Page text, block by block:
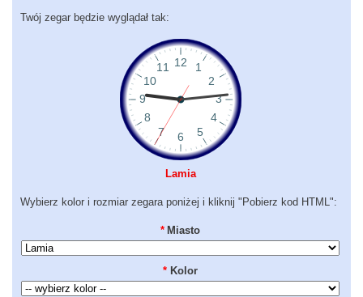
Twój zegar będzie wyglądał tak:
Lamia
Wybierz kolor i rozmiar zegara poniżej i kliknij "Pobierz kod HTML":
* Miasto
* Kolor